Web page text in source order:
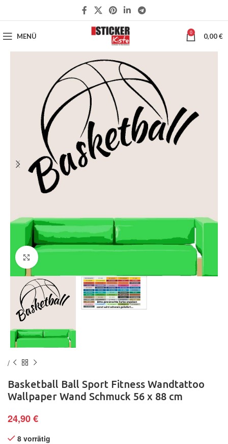
MENÜ 0 0,00€
Klick zum Vergrößern
Basketball Ball Sport Fitness Wandtattoo
Wallpaper Wand Schmuck 56 x 88 cm
24,90€
8 vorrätig